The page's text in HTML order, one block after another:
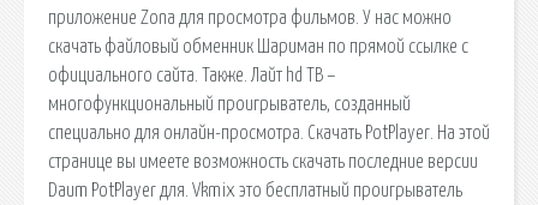
приложение Zona для просмотра фильмов. У нас можно
скачать файловый обменник Шариман по прямой ссылке с
официального сайта. Также. Лайт hd ТВ –
многофункциональный проигрыватель, созданный
специально для онлайн-просмотра. Скачать PotPlayer. На этой
странице вы имеете возможность скачать последние версии
Daum PotPlayer для. Vkmix это бесплатный проигрыватель